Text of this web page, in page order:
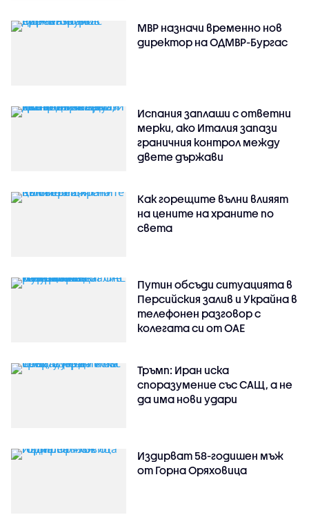
МВР назначи временно нов
директор на ОДМВР-Бургас
Испания заплаши с ответни
мерки, ако Италия запази
граничния контрол между
двете държави
Как горещите вълни влияят
на цените на храните по
света
Путин обсъди ситуацията в
Персийския залив и Украйна в
телефонен разговор с
колегата си от ОАЕ
Тръмп: Иран иска
споразумение със САЩ, а не
да има нови удари
Издирват 58-годишен мъж
от Горна Оряховица